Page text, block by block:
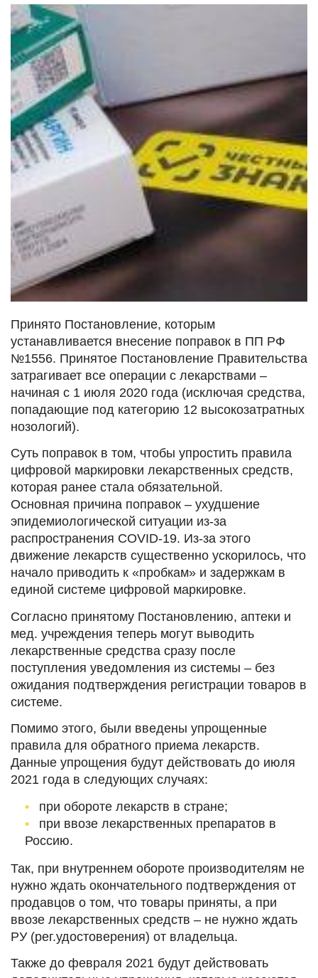
Принято Постановление, которым
устанавливается внесение поправок в ПП РФ
№1556. Принятое Постановление Правительства
затрагивает все операции с лекарствами –
начиная с 1 июля 2020 года (исключая средства,
попадающие под категорию 12 высокозатратных
нозологий).
Суть поправок в том, чтобы упростить правила
цифровой маркировки лекарственных средств,
которая ранее стала обязательной.
Основная причина поправок – ухудшение
эпидемиологической ситуации из-за
распространения COVID-19. Из-за этого
движение лекарств существенно ускорилось, что
начало приводить к «пробкам» и задержкам в
единой системе цифровой маркировке.
Согласно принятому Постановлению, аптеки и
мед. учреждения теперь могут выводить
лекарственные средства сразу после
поступления уведомления из системы – без
ожидания подтверждения регистрации товаров в
системе.
Помимо этого, были введены упрощенные
правила для обратного приема лекарств.
Данные упрощения будут действовать до июля
2021 года в следующих случаях:
при обороте лекарств в стране;
при ввозе лекарственных препаратов в
Россию.
Так, при внутреннем обороте производителям не
нужно ждать окончательного подтверждения от
продавцов о том, что товары приняты, а при
ввозе лекарственных средств – не нужно ждать
РУ (рег.удостоверения) от владельца.
Также до февраля 2021 будут действовать